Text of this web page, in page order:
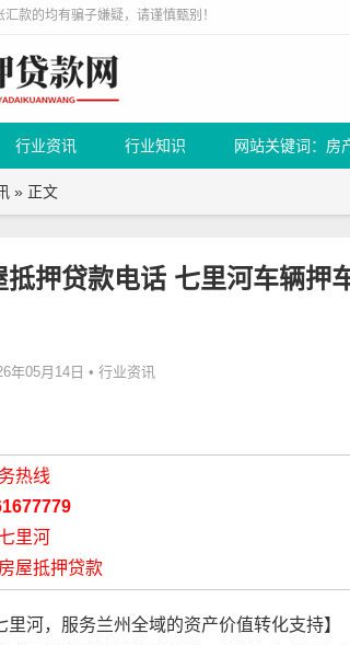
款的均有骗子嫌疑，请谨慎甄别！
行业资讯 行业知识 网站关键词：房
» 正文
抵押贷款电话 七里河车辆押
年05月14日 • 行业资讯
热线
里河
屋抵押贷款
里河，服务兰州全域的资产价值转化支持】